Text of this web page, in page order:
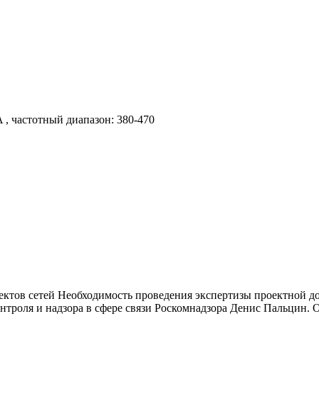
частотный диапазон: 380-470
сетей Необходимость проведения экспертизы
и надзора в сфере связи Роскомнадзора Денис Пальцин.